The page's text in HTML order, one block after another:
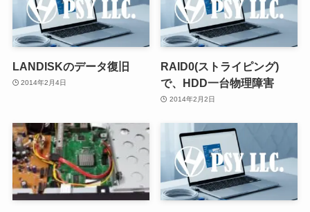
LANDISKのデータ復旧
2014年2月4日
RAID0(ストライピング)
で、HDD一台物理障害
2014年2月2日